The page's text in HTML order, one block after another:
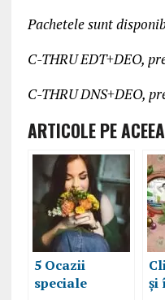
Pachetele sunt
C-THRU EDT+DEO,
C-THRU DNS+DEO,
ARTICOLE PE
5 Ocazii
speciale
și